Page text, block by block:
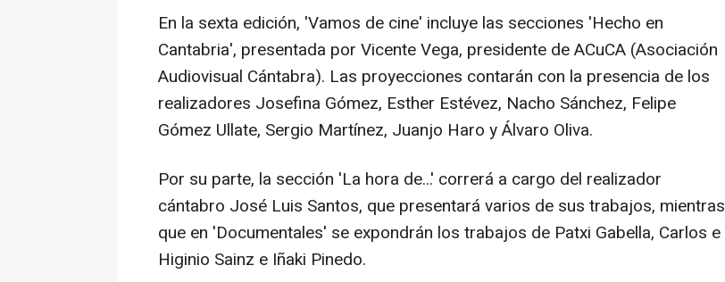
En la sexta edición, 'Vamos de cine' incluye las secciones 'Hecho en
Cantabria', presentada por Vicente Vega, presidente de ACuCA (Asociación
Audiovisual Cántabra). Las proyecciones contarán con la presencia de los
realizadores Josefina Gómez, Esther Estévez, Nacho Sánchez, Felipe
Gómez Ullate, Sergio Martínez, Juanjo Haro y Álvaro Oliva.
Por su parte, la sección 'La hora de...' correrá a cargo del realizador
cántabro José Luis Santos, que presentará varios de sus trabajos, mientras
que en 'Documentales' se expondrán los trabajos de Patxi Gabella, Carlos e
Higinio Sainz e Iñaki Pinedo.